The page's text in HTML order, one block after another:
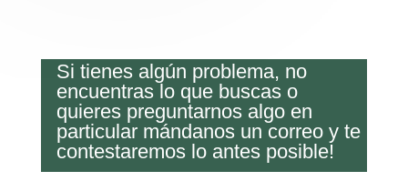
Si tienes algún problema, no
encuentras lo que buscas o
quieres preguntarnos algo en
particular mándanos un correo y te
contestaremos lo antes posible!